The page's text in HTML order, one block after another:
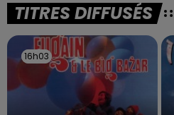
TITRES DIFFUSÉS
16h03
16h03